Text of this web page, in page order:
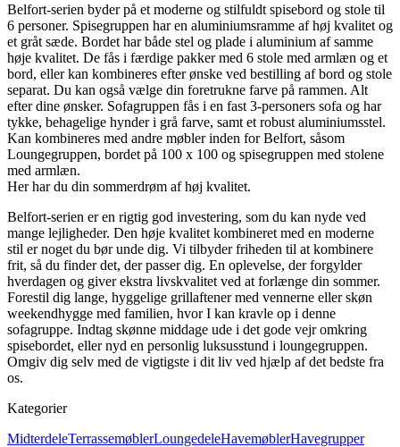
Belfort-serien byder på et moderne og stilfuldt spisebord og stole til
6 personer. Spisegruppen har en aluminiumsramme af høj kvalitet og
et gråt sæde. Bordet har både stel og plade i aluminium af samme
høje kvalitet. De fås i færdige pakker med 6 stole med armlæn og et
bord, eller kan kombineres efter ønske ved bestilling af bord og stole
separat. Du kan også vælge din foretrukne farve på rammen. Alt
efter dine ønsker. Sofagruppen fås i en fast 3-personers sofa og har
tykke, behagelige hynder i grå farve, samt et robust aluminiumsstel.
Kan kombineres med andre møbler inden for Belfort, såsom
Loungegruppen, bordet på 100 x 100 og spisegruppen med stolene
med armlæn.
Her har du din sommerdrøm af høj kvalitet.
Belfort-serien er en rigtig god investering, som du kan nyde ved
mange lejligheder. Den høje kvalitet kombineret med en moderne
stil er noget du bør unde dig. Vi tilbyder friheden til at kombinere
frit, så du finder det, der passer dig. En oplevelse, der forgylder
hverdagen og giver ekstra livskvalitet ved at forlænge din sommer.
Forestil dig lange, hyggelige grillaftener med vennerne eller skøn
weekendhygge med familien, hvor I kan kravle op i denne
sofagruppe. Indtag skønne middage ude i det gode vejr omkring
spisebordet, eller nyd en personlig luksusstund i loungegruppen.
Omgiv dig selv med de vigtigste i dit liv ved hjælp af det bedste fra
os.
Kategorier
MidterdeleTerrassemøblerLoungedeleHavemøblerHavegrupper